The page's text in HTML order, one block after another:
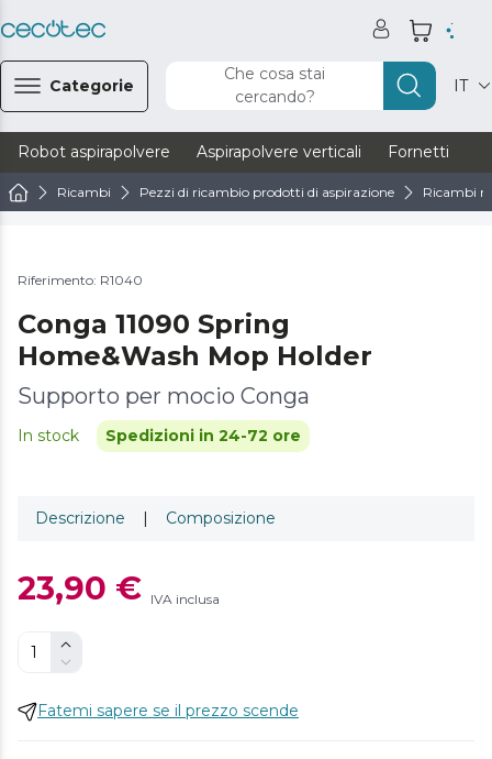
Categorie
Che cosa stai
cercando?
IT
Robot aspirapolvere Aspirapolvere verticali Fornetti
Ricambi Pezzi di ricambio prodotti di aspirazione Ricambi
Riferimento: R1040
Conga 11090 Spring
Home&Wash Mop Holder
Supporto per mocio Conga
In stock Spedizioni in 24-72 ore
Descrizione | Composizione
23,90 € IVA inclusa
Fatemi sapere se il prezzo scende